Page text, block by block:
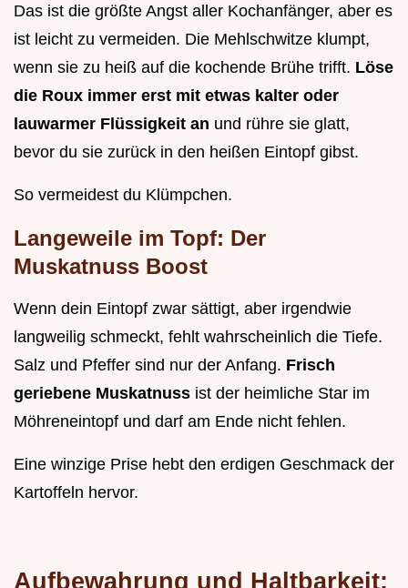
Das ist die größte Angst aller Kochanfänger, aber es
ist leicht zu vermeiden. Die Mehlschwitze klumpt,
wenn sie zu heiß auf die kochende Brühe trifft. Löse
die Roux immer erst mit etwas kalter oder
lauwarmer Flüssigkeit an und rühre sie glatt,
bevor du sie zurück in den heißen Eintopf gibst.
So vermeidest du Klümpchen.
Langeweile im Topf: Der
Muskatnuss Boost
Wenn dein Eintopf zwar sättigt, aber irgendwie
langweilig schmeckt, fehlt wahrscheinlich die Tiefe.
Salz und Pfeffer sind nur der Anfang. Frisch
geriebene Muskatnuss ist der heimliche Star im
Möhreneintopf und darf am Ende nicht fehlen.
Eine winzige Prise hebt den erdigen Geschmack der
Kartoffeln hervor.
Aufbewahrung und Haltbarkeit: